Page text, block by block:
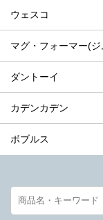
ウェスコ
マグ・フォーマー(
ダントーイ
カデンカデン
ボブルス